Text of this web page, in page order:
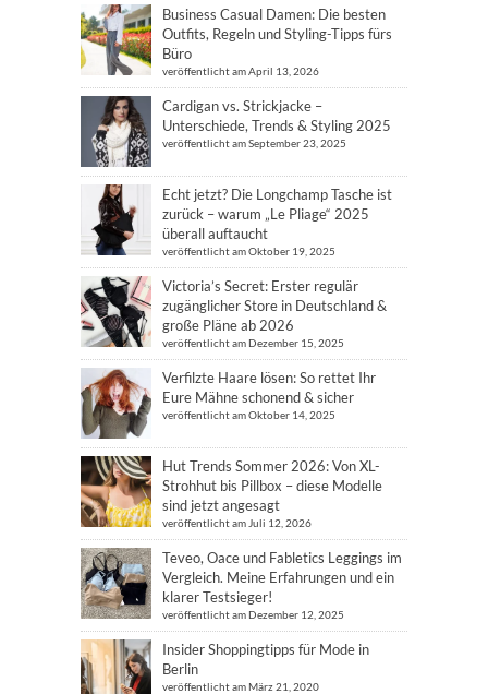
Business Casual Damen: Die besten
Outfits, Regeln und Styling-Tipps fürs
Büro
veröffentlicht am April 13, 2026
Cardigan vs. Strickjacke –
Unterschiede, Trends & Styling 2025
veröffentlicht am September 23, 2025
Echt jetzt? Die Longchamp Tasche ist
zurück – warum „Le Pliage“ 2025
überall auftaucht
veröffentlicht am Oktober 19, 2025
Victoria’s Secret: Erster regulär
zugänglicher Store in Deutschland &
große Pläne ab 2026
veröffentlicht am Dezember 15, 2025
Verfilzte Haare lösen: So rettet Ihr
Eure Mähne schonend & sicher
veröffentlicht am Oktober 14, 2025
Hut Trends Sommer 2026: Von XL-
Strohhut bis Pillbox – diese Modelle
sind jetzt angesagt
veröffentlicht am Juli 12, 2026
Teveo, Oace und Fabletics Leggings im
Vergleich. Meine Erfahrungen und ein
klarer Testsieger!
veröffentlicht am Dezember 12, 2025
Insider Shoppingtipps für Mode in
Berlin
veröffentlicht am März 21, 2020